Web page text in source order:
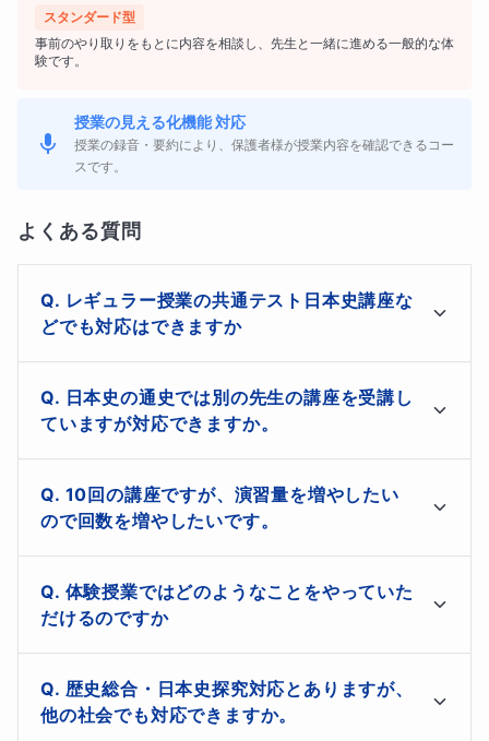
【どのような講座か】
～正誤問題攻略のプロが直接指導！共通テスト・私大マー
ク形式の日本史探究を効率よく最速攻略～
ろが多くなりました。その時に合否を非常に分けるのが正
は何かあるのか？やり方がわからないのか？出題形式はど
いるのか？
など、様々な視点で解析していかないといけま
せん。正誤判定の仕方、知識に頼った回答、時期判定など
の原因をしっかりと解明して指導していきたいと思いま
す。
正しい正誤問題の解き方・考え方を指導していきます。是
ってはその実現をかなえる講座となっています。
スタンダード型
事前のやり取りをもとに内容を相談し、先生と一緒に進める一般的な体
験です。
授業の見える化機能 対応
授業の録音・要約により、保護者様が授業内容を確認できるコー
スです。
よくある質問
レギュラー授業の共通テスト日本史講座な
どでも対応はできますか
対応はできますが、こちらは短期間で仕上げるコースと
なります。正誤問題の攻略を中心に講義を行い、演習も
行います。
共通テストの本科、通常講座の「究極！日本史探究最強
伝説」でも正誤問題の対応はできますので、そちらで受
講されている人は無理にこの講座を取る必要はありませ
日本史の通史では別の先生の講座を受講し
ていますが対応できますか。
問題なく対応できます。ただし、通常受講している授業
とやり方は変わる可能性が高いと思いますので、そこに
ついては気を付けてください。
普段の授業とは違う視点で授業を行いますので、成績が
思ったほど上がらないのであれば受講を検討してくださ
い。短期間で飛躍的に正答率を向上できる講座です。
10回の講座ですが、演習量を増やしたい
ので回数を増やしたいです。
別講座「日本史探究直前講座」で対応させていただきま
す(追加は２回ごとになります)。その際は授業の際に講
師に申してください。
直前講座では主に過去問などを素材に問題解説を行って
いきます。
体験授業ではどのようなことをやっていた
だけるのですか
体験授業では、基本的に正誤問題の基本的な考え方のさ
わりを行います。そのうえで、生徒様の現状を聞き、ど
の形式で引っかかっているのか、どの単元が苦手かをヒ
歴史総合・日本史探究対応とありますが、
他の社会でも対応できますか。